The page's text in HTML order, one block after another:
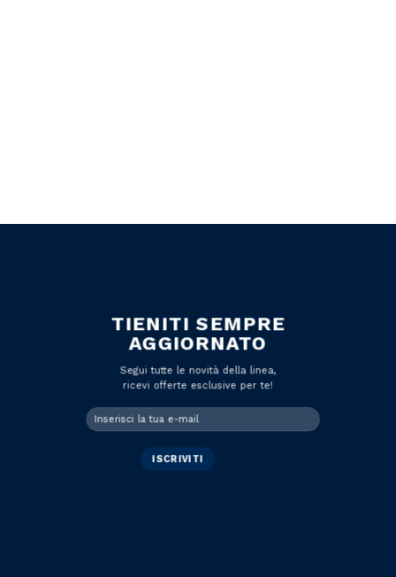
TIENITI SEMPRE
AGGIORNATO
Segui tutte le novità della linea,
ricevi offerte esclusive per te!